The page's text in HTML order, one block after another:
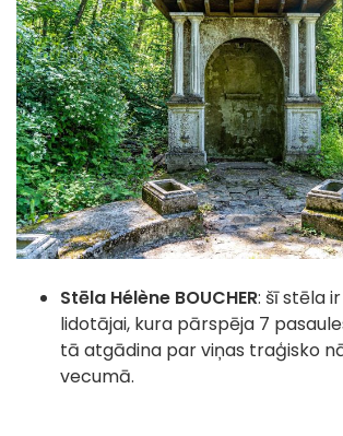
Stēla Hélène BOUCHER: šī stēla
lidotājai, kura pārspēja 7
tā atgādina par viņas traģisko
vecumā.